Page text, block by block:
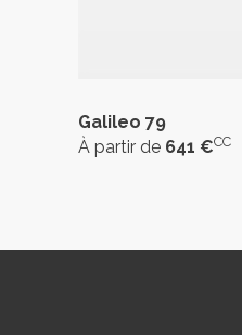
Galileo 79
À partir de 641 €CC